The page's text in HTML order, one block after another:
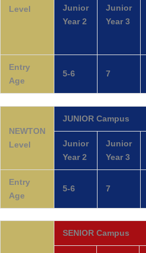
Level
Junior
Year 2
Junior
Year 3
Entry
Age
5-6 7
NEWTON
Level
JUNIOR Campus
Junior
Year 2
Junior
Year 3
Entry
Age
5-6 7
SENIOR Campus